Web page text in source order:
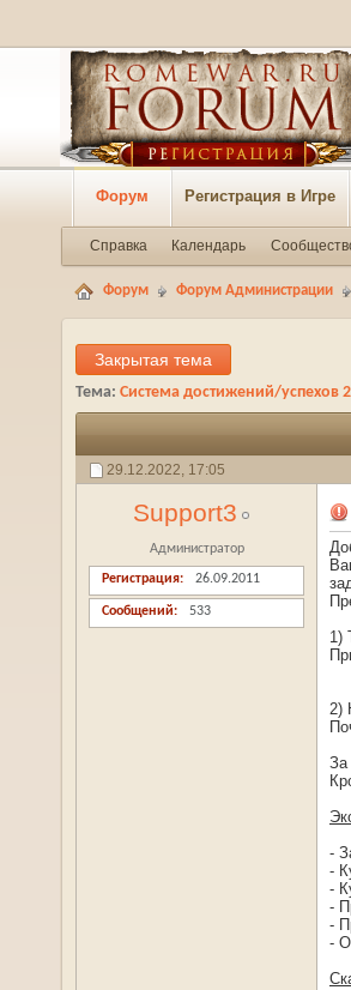
Форум Регистрация в Игре
Справка Календарь
Форум Форум Администрации
Закрытая тема
Тема: Система достижений/успехов
29.12.2022, 17:05
Support3
Администратор
Регистрация 26.09.2011
Сообщений 533
1)
2)
За
-
-
-
-
-
-